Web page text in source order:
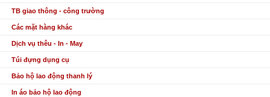
TB giao thông - công trường
Các mặt hàng khác
Dịch vụ thêu - In - May
Túi đựng dụng cụ
Bảo hộ lao động thanh lý
In áo bảo hộ lao động